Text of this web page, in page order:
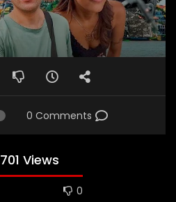
0 Comments
Views
0